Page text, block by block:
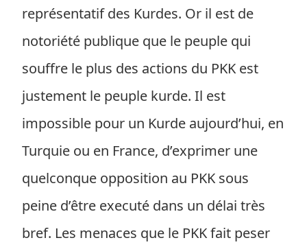
représentatif des Kurdes. Or il est de
notoriété publique que le peuple qui
souffre le plus des actions du PKK est
justement le peuple kurde. Il est
impossible pour un Kurde aujourd’hui, en
Turquie ou en France, d’exprimer une
quelconque opposition au PKK sous
peine d’être executé dans un délai très
bref. Les menaces que le PKK fait peser